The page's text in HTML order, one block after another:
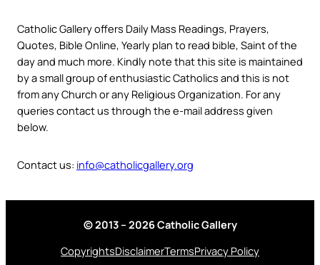
Catholic Gallery offers Daily Mass Readings, Prayers,
Quotes, Bible Online, Yearly plan to read bible, Saint of the
day and much more. Kindly note that this site is maintained
by a small group of enthusiastic Catholics and this is not
from any Church or any Religious Organization. For any
queries contact us through the e-mail address given
below.
Contact us: info@catholicgallery.org
© 2013 – 2026 Catholic Gallery
CopyrightsDisclaimerTermsPrivacy Policy